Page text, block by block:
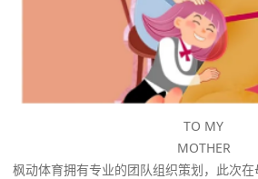
TO MY
MOTHER
枫动体育拥有专业的团队组织策划，此次